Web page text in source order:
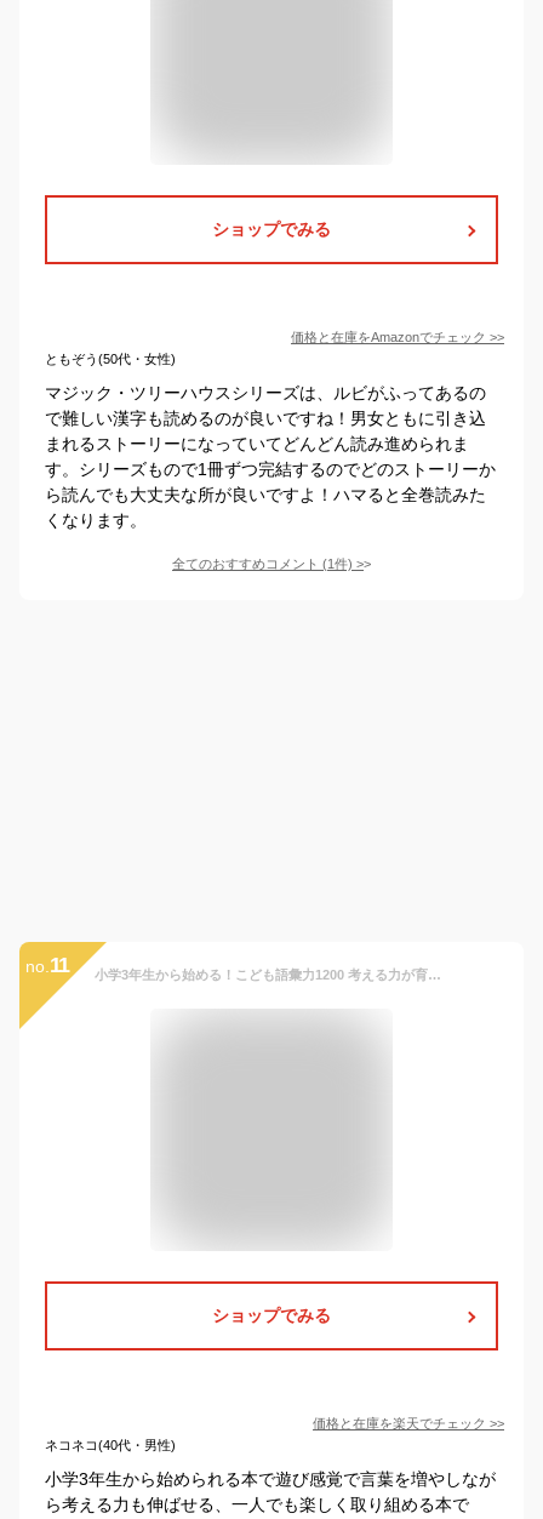
ショップでみる
価格と在庫をAmazonでチェック >>
ともぞう(50代・女性)
マジック・ツリーハウスシリーズは、ルビがふってあるの
で難しい漢字も読めるのが良いですね！男女ともに引き込
まれるストーリーになっていてどんどん読み進められま
す。シリーズもので1冊ずつ完結するのでどのストーリーか
ら読んでも大丈夫な所が良いですよ！ハマると全巻読みた
くなります。
全てのおすすめコメント (1件) >
no. 11 小学3年生から始める！こども語彙力1200 考える力が育ち、頭がグングンよくなる [ 齋藤 孝 ]
ショップでみる
価格と在庫を楽天でチェック >>
ネコネコ(40代・男性)
小学3年生から始められる本で遊び感覚で言葉を増やしなが
ら考える力も伸ばせる、一人でも楽しく取り組める本で